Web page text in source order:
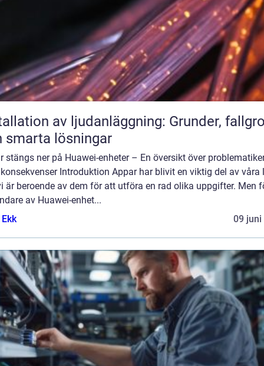
av ljudanläggning: Grunder,
smarta lösningar
stängs ner på Huawei-enheter – En översikt över
Introduktion Appar har blivit en viktig del av våra
är beroende av dem för att utföra en rad olika uppgifter. Men
av Huawei-enhet...
09 juni